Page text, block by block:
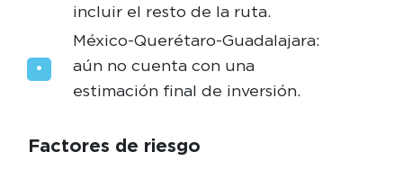
incluir el resto de la ruta.
México-Querétaro-Guadalajara:
aún no cuenta con una
estimación final de inversión.
Factores de riesgo